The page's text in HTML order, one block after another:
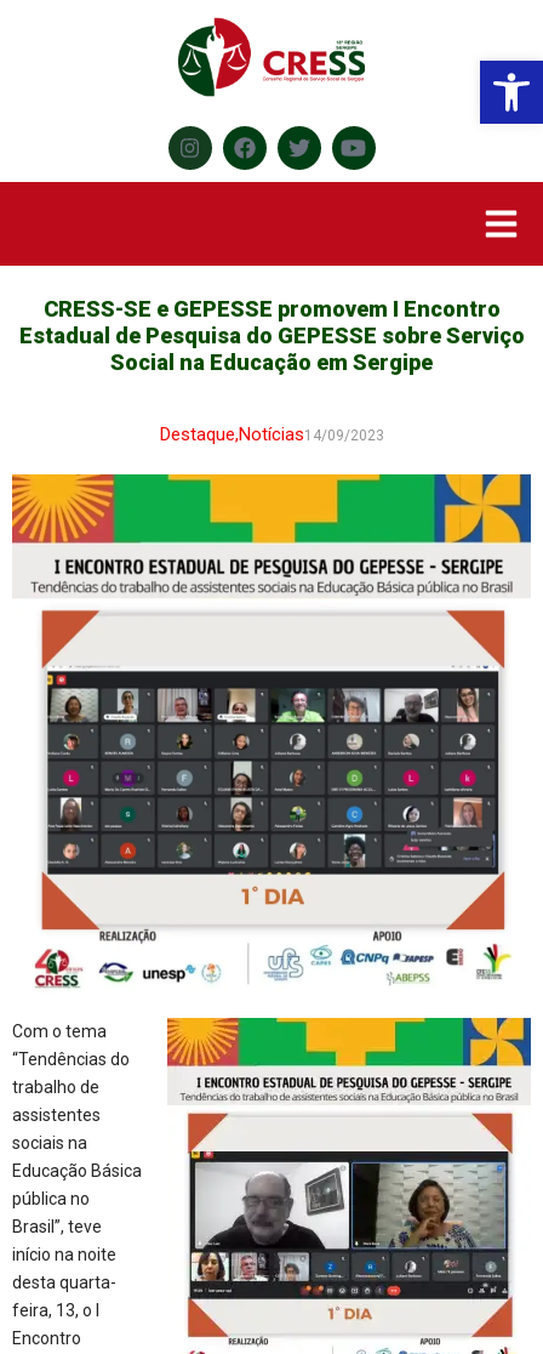
CRESS-SE e GEPESSE promovem I Encontro
Estadual de Pesquisa do GEPESSE sobre Serviço
Social na Educação em Sergipe
Destaque,Notícias14/09/2023
Com o tema
“Tendências do
trabalho de
assistentes
sociais na
Educação Básica
pública no
Brasil”, teve
início na noite
desta quarta-
feira, 13, o I
Encontro